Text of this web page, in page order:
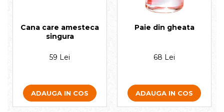
Cana care amesteca
singura
59 Lei
ADAUGA IN COS
Paie din gheata
68 Lei
ADAUGA IN COS